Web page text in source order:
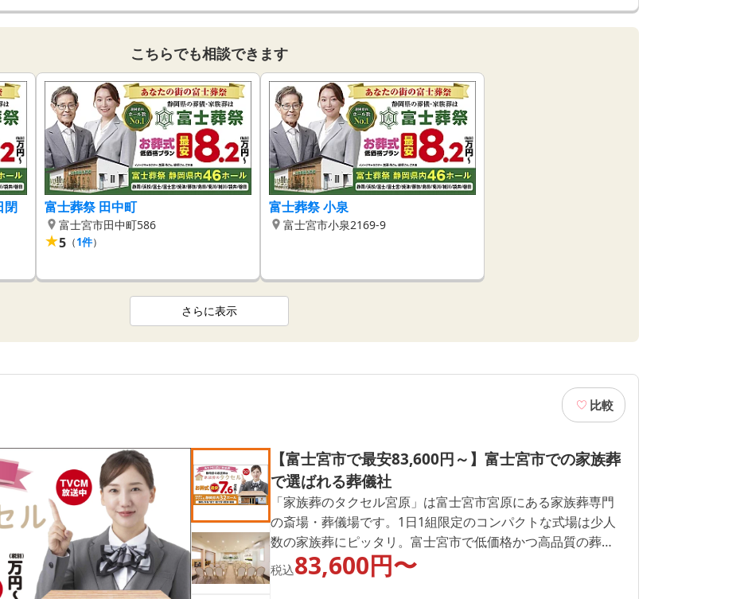
こちらでも相談できます
閉
富士葬祭 田中町
富士宮市田中町586
★5 （1件）
富士葬祭 小泉
富士宮市小泉2169-9
さらに表示
比較
【富士宮市で最安83,600円～】富士宮市での家族葬
で選ばれる葬儀社
「家族葬のタクセル宮原」は富士宮市宮原にある家族葬専門
の斎場・葬儀場です。1日1組限定のコンパクトな式場は少人
数の家族葬にピッタリ。富士宮市で低価格かつ高品質の葬
儀・家族葬をご提案します。24時間365日対応していますの
で、気軽にご相談ください。
税込83,600円〜